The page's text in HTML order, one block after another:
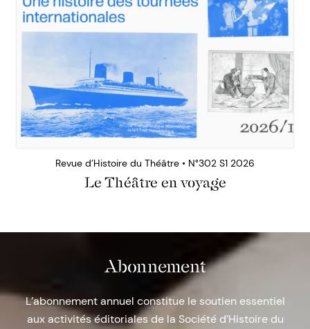
Revue d’Histoire du Théâtre • N°302 S1 2026
Le Théâtre en voyage
Abonnement
L’abonnement annuel constitue le soutien essentiel
aux activités éditoriales de la Société d’Histoire du